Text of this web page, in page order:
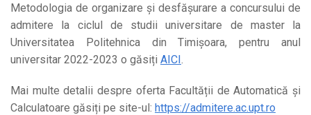
Metodologia de organizare și desfășurare a concursului de
admitere la ciclul de studii universitare de master la
Universitatea Politehnica din Timișoara, pentru anul
universitar 2022-2023 o găsiți AICI
Mai multe detalii despre oferta Facultății de Automatică și
Calculatoare găsiți pe site-ul: https://admitere.ac.upt.ro